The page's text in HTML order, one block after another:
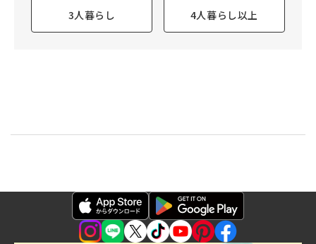
3人暮らし 4人暮らし以上